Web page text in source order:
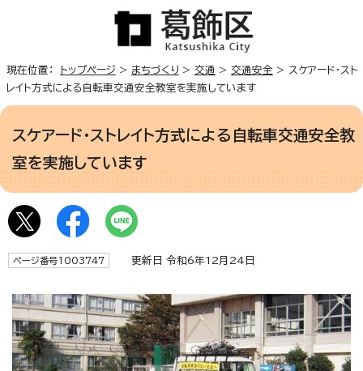
現在位置： トップページ > まちづくり > 交通 > 交通安全 > スケアード・スト
レイト方式による自転車交通安全教室を実施しています
スケアード・ストレイト方式による自転車交通安全教
室を実施しています
ページ番号1003747 更新日 令和6年12月24日